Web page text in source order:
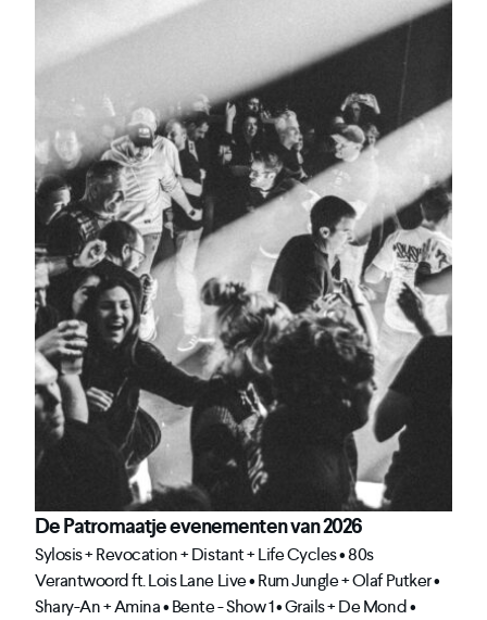
De Patromaatje evenementen van 2026
Sylosis + Revocation + Distant + Life Cycles • 80s
Verantwoord ft. Lois Lane Live • Rum Jungle + Olaf Putker •
Shary-An + Amina • Bente - Show 1 • Grails + De Mond •